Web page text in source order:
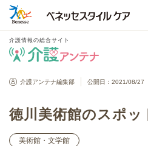
介護情報の総合サイト
介護情報の総合サイト
介護アンテナ編集部 公開日：2021/08/27
徳川美術館のスポッ
美術館・文学館